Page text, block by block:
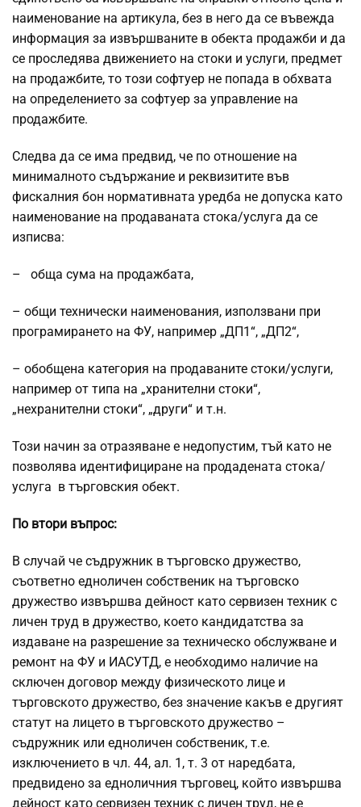
наименование на артикула, без в него да се въвежда
информация за извършваните в обекта продажби и да
се проследява движението на стоки и услуги, предмет
на продажбите, то този софтуер не попада в обхвата
на определението за софтуер за управление на
продажбите.
Следва да се има предвид, че по отношение на
минималното съдържание и реквизитите във
фискалния бон нормативната уредба не допуска като
наименование на продаваната стока/услуга да се
изписва:
– обща сума на продажбата,
– общи технически наименования, използвани при
програмирането на ФУ, например „ДП1“, „ДП2“,
– обобщена категория на продаваните стоки/услуги,
например от типа на „хранителни стоки“,
„нехранителни стоки“, „други“ и т.н.
Този начин за отразяване е недопустим, тъй като не
позволява идентифициране на продадената стока/
услуга в търговския обект.
По втори въпрос:
В случай че съдружник в търговско дружество,
съответно едноличен собственик на търговско
дружество извършва дейност като сервизен техник с
личен труд в дружество, което кандидатства за
издаване на разрешение за техническо обслужване и
ремонт на ФУ и ИАСУТД, е необходимо наличие на
сключен договор между физическото лице и
търговското дружество, без значение какъв е другият
статут на лицето в търговското дружество –
съдружник или едноличен собственик, т.е.
изключението в чл. 44, ал. 1, т. 3 от наредбата,
предвидено за едноличния търговец, който извършва
дейност като сервизен техник с личен труд, не е